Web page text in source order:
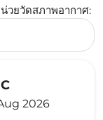
วยวัดสภาพอากาศ:
2026